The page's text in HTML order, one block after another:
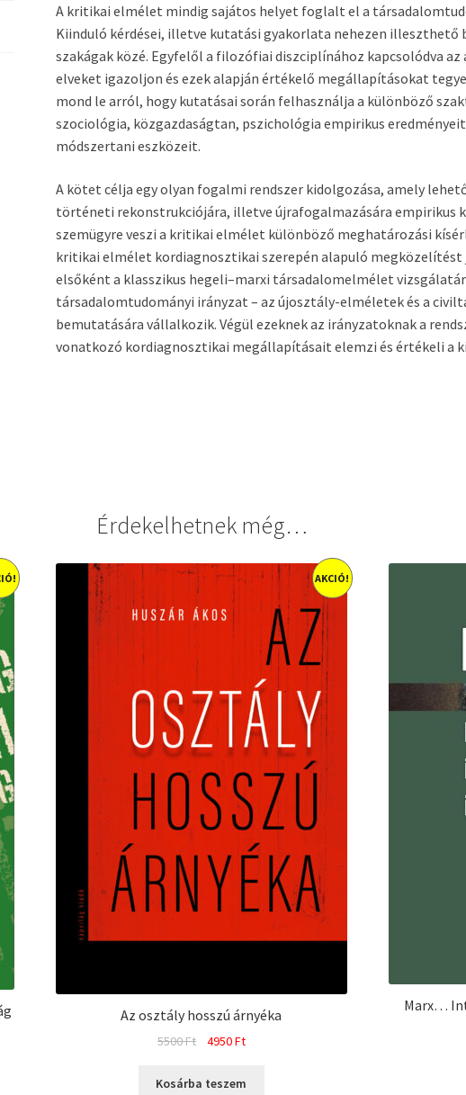
A kritikai elmélet mindig sajátos helyet foglalt el a
Kiinduló kérdései, illetve kutatási gyakorlata nehezen illeszthető
szakágak közé. Egyfelől a filozófiai diszciplínához kapcsolódva
elveket igazoljon és ezek alapján értékelő megállapításokat
mond le arról, hogy kutatásai során felhasználja a különböző
szociológia, közgazdaságtan, pszichológia empirikus
módszertani eszközeit.
A kötet célja egy olyan fogalmi rendszer kidolgozása, amely
történeti rekonstrukciójára, illetve újrafogalmazására empirikus
szemügyre veszi a kritikai elmélet különböző meghatározási
kritikai elmélet kordiagnosztikai szerepén alapuló megközelítést
elsőként a klasszikus hegeli–marxi társadalomelmélet
társadalomtudományi irányzat – az újosztály-elméletek és a
bemutatására vállalkozik. Végül ezeknek az irányzatoknak a
vonatkozó kordiagnosztikai megállapításait elemzi és értékeli a
Érdekelhetnek még…
Az osztály hosszú árnyéka
AKCIÓ!
5500Ft
Original
was:
4950FtCurrent
is:
Kosárba teszem
Marx…